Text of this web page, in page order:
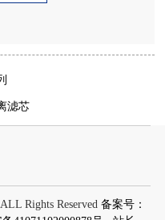
滤芯
Rights Reserved 备案号：